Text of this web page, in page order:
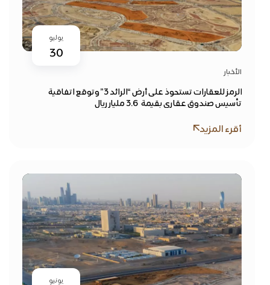
يوليو
30
الأخبار
الرمز للعقارات تستحوذ على أرض “الرائد 3” وتوقع اتفاقية
تأسيس صندوق عقاري بقيمة 3.6 مليار ريال
أقرء المزيد
يونيو